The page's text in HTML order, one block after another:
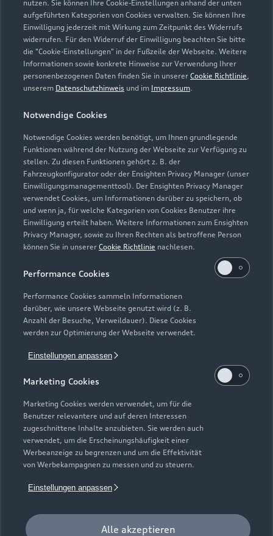
nutzen. Sie können Ihre Cookie-Einstellungen anhand der unten
aufgeführten Kategorien von Cookies verwalten. Sie können Ihre
Einwilligung jederzeit mit Wirkung zum Zeitpunkt des Widerrufs
widerrufen. Für den Widerruf der Einwilligung beachten Sie bitte
die "Cookie-Einstellungen" in der Fußzeile der Webseite. Weitere
Informationen sowie konkrete Hinweise zur Verwendung Ihrer
personenbezogenen Daten finden Sie in unserer Cookie Richtlinie,
unserem Datenschutzhinweis und im Impressum.
Notwendige Cookies
Notwendige Cookies werden benötigt, um Ihnen grundlegende
Funktionen während der Nutzung der Webseite zur Verfügung zu
stellen. Zu diesen Funktionen gehört z. B. der
Fahrzeugkonfigurator oder der Ensighten Privacy Manager (unser
Einwilligungsmanagementtool). Der Ensighten Privacy Manager
verwendet Cookies, um Informationen darüber zu speichern, ob
und wenn ja, für welche Kategorien von Cookies Benutzer ihre
Einwilligung erteilt haben. Weitere Informationen zum Ensighten
Privacy Manager, sowie zu Ihren Rechten als betroffene Person
können Sie in unserer Cookie Richtlinie nachlesen.
Performance Cookies
Performance Cookies sammeln Informationen
darüber, wie unsere Webseite genutzt wird (z. B.
Anzahl der Besuche, Verweildauer). Diese Cookies
werden zur Optimierung der Webseite verwendet.
Einstellungen anpassen
Marketing Cookies
Marketing Cookies werden verwendet, um für die
Benutzer relevantere und auf deren Interessen
zugeschnittene Inhalte anzubieten. Sie werden auch
verwendet, um die Erscheinungshäufigkeit einer
Werbeanzeige zu begrenzen und um die Effektivität
von Werbekampagnen zu messen und zu steuern.
Einstellungen anpassen
Alle akzeptieren
0208 484880
info@audi-wolf.de
Kontaktdaten herunterladen
Öffnungszeiten
Verkauf
Geschlossen, öffnet amMontag 08:30
Service
Montag 07:00
Teile- und Zubehörverkauf
Geschlossen,öffnet amMontag 08:00
Zur Inspektion